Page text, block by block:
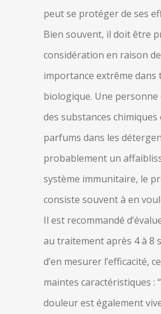
peut se protéger de ses
Bien souvent, il doit être
considération en raison
importance extrême dans
biologique. Une personne
des substances chimiques
parfums dans les
probablement un
système immunitaire, le
consiste souvent à en
Il est recommandé
au traitement après 4 à 8
d’en mesurer l’efficacité,
maintes caractéristiques :
douleur est également